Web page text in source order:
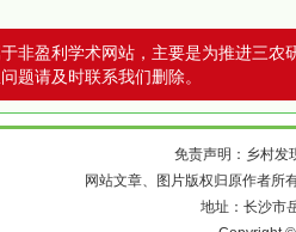
非盈利学术网站，主要是为推进三农
题请及时联系我们删除。
免责声明：乡村发
网站文章、图片版权归原作者所
地址：长沙市